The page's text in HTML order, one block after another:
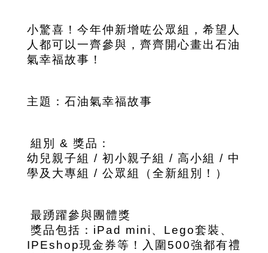
小驚喜！今年仲新增咗公眾組，希望人
人都可以一齊參與，齊齊開心畫出石油
氣幸福故事！
主題：石油氣幸福故事
組別 & 獎品：
幼兒親子組 / 初小親子組 / 高小組 / 中
學及大專組 / 公眾組（全新組別！）
最踴躍參與團體獎
獎品包括：iPad mini、Lego套裝、
IPEshop現金券等！入圍500強都有禮